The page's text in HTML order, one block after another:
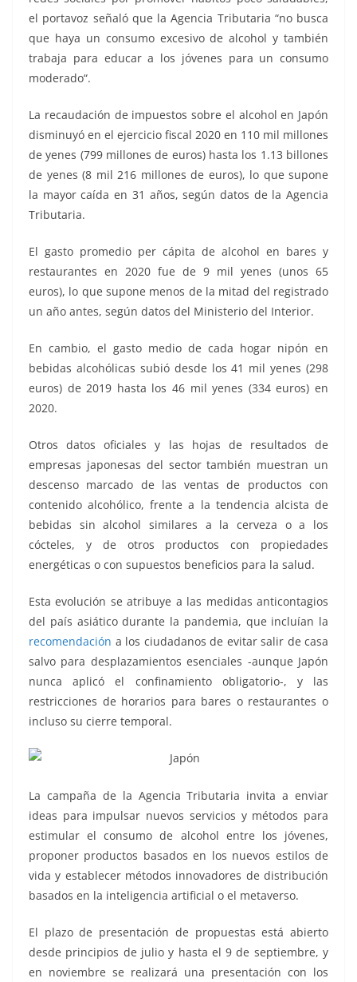
el portavoz señaló que la Agencia Tributaria “no busca
que haya un consumo excesivo de alcohol y también
trabaja para educar a los jóvenes para un consumo
moderado“.
La recaudación de impuestos sobre el alcohol en Japón
disminuyó en el ejercicio fiscal 2020 en 110 mil millones
de yenes (799 millones de euros) hasta los 1.13 billones
de yenes (8 mil 216 millones de euros), lo que supone
la mayor caída en 31 años, según datos de la Agencia
Tributaria.
El gasto promedio per cápita de alcohol en bares y
restaurantes en 2020 fue de 9 mil yenes (unos 65
euros), lo que supone menos de la mitad del registrado
un año antes, según datos del Ministerio del Interior.
En cambio, el gasto medio de cada hogar nipón en
bebidas alcohólicas subió desde los 41 mil yenes (298
euros) de 2019 hasta los 46 mil yenes (334 euros) en
2020.
Otros datos oficiales y las hojas de resultados de
empresas japonesas del sector también muestran un
descenso marcado de las ventas de productos con
contenido alcohólico, frente a la tendencia alcista de
bebidas sin alcohol similares a la cerveza o a los
cócteles, y de otros productos con propiedades
energéticas o con supuestos beneficios para la salud.
Esta evolución se atribuye a las medidas anticontagios
del país asiático durante la pandemia, que incluían la
recomendación a los ciudadanos de evitar salir de casa
salvo para desplazamientos esenciales -aunque Japón
nunca aplicó el confinamiento obligatorio-, y las
restricciones de horarios para bares o restaurantes o
incluso su cierre temporal.
La campaña de la Agencia Tributaria invita a enviar
ideas para impulsar nuevos servicios y métodos para
estimular el consumo de alcohol entre los jóvenes,
proponer productos basados en los nuevos estilos de
vida y establecer métodos innovadores de distribución
basados en la inteligencia artificial o el metaverso.
El plazo de presentación de propuestas está abierto
desde principios de julio y hasta el 9 de septiembre, y
en noviembre se realizará una presentación con los